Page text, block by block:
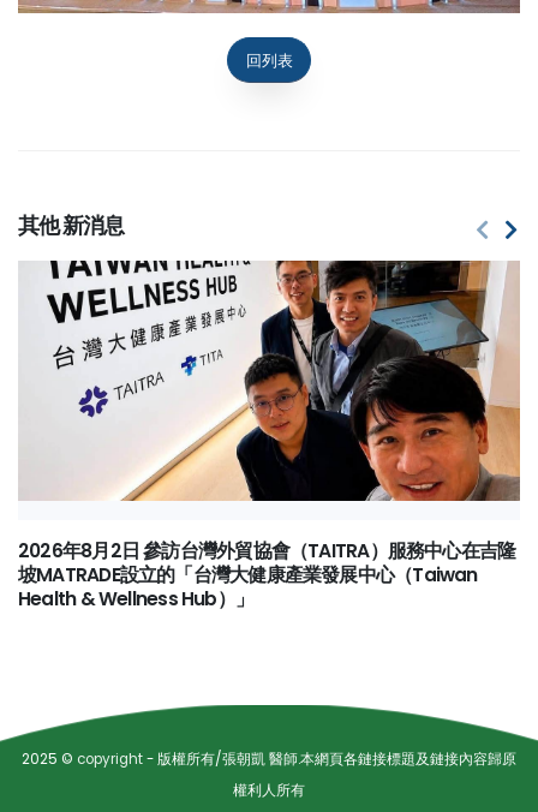
回列表
其他新消息
2026年8月2日 參訪台灣外貿協會（TAITRA）服務中心在吉隆
坡MATRADE設立的「台灣大健康產業發展中心（Taiwan
Health & Wellness Hub）」
2025 © copyright- 版權所有/張朝凱 醫師.本網頁各鏈接標題及鏈接內容歸原
權利人所有